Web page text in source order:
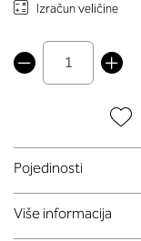
Izračun veličine
Pojedinosti
Više informacija